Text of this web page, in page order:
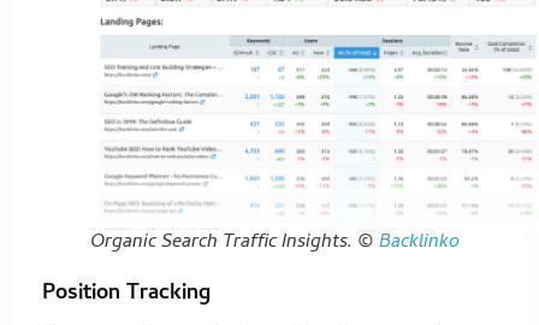
Organic Search Traffic Insights. ©Backlinko
Position Tracking